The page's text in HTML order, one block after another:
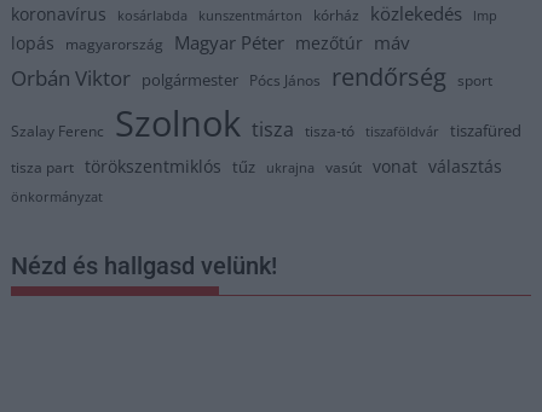
koronavírus kosárlabda kunszentmárton kórház közlekedés lmp
lopás magyarország Magyar Péter mezőtúr máv
Orbán Viktor polgármester Pócs János rendőrség sport
Szalay Ferenc Szolnok tisza tisza-tó tiszaföldvár tiszafüred
tisza part törökszentmiklós tűz ukrajna vasút vonat választás
önkormányzat
Nézd és hallgasd velünk!